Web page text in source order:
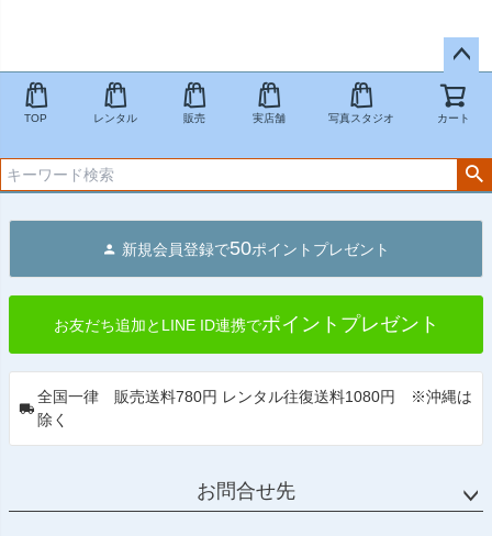
ペー
ジト
TOP レンタル 販売 実店舗 写真スタジオ カート
新規会員登録で50ポイントプレゼント
お友だち追加とLINE ID連携でポイントプレゼント
全国一律 販売送料780円 レンタル往復送料1080円 ※沖縄は
除く
お問合せ先